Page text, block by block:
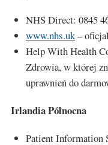
NHS Direct: 0845
www.nhs.uk–
Help With Health
Zdrowia, w której
uprawnień do
Irlandia Północna
Patient Information